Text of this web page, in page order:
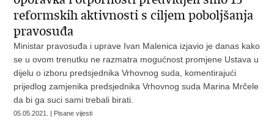
reformskih aktivnosti s ciljem poboljšanja
pravosuđa
Ministar pravosuđa i uprave Ivan Malenica izjavio je danas kako
se u ovom trenutku ne razmatra mogućnost promjene Ustava u
dijelu o izboru predsjednika Vrhovnog suda, komentirajući
prijedlog zamjenika predsjednika Vrhovnog suda Marina Mrčele
da bi ga suci sami trebali birati.
05.05.2021. | Pisane vijesti